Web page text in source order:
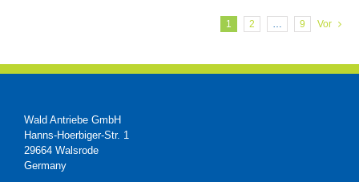
1 2 … 9 Vor
Wald Antriebe GmbH
Hanns-Hoerbiger-Str. 1
29664 Walsrode
Germany